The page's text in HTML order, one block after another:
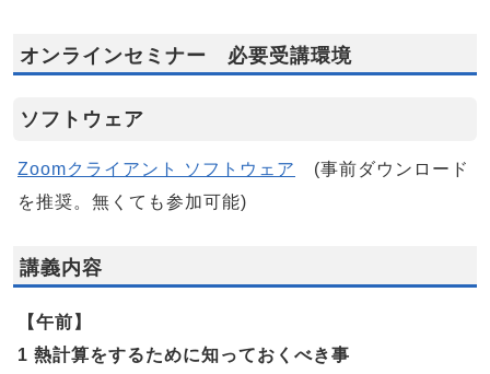
オンラインセミナー 必要受講環境
ソフトウェア
Zoomクライアント ソフトウェア
(事前ダウンロード
を推奨。無くても参加可能)
講義内容
【午前】
1 熱計算をするために知っておくべき事